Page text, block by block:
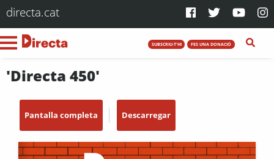
directa.cat
SUBSCRIU-T'HI FES UNA DONACIÓ
'Directa 450'
Pantalla completa Descarregar